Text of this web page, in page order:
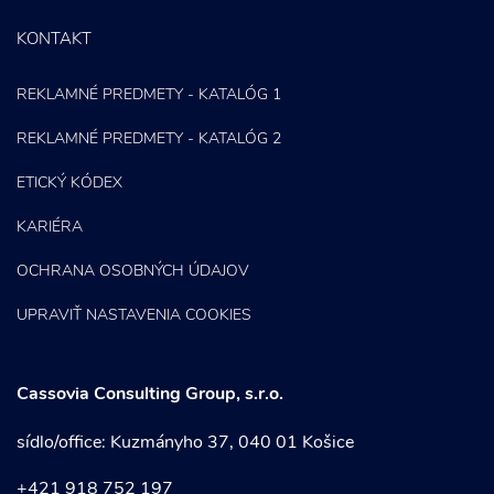
KONTAKT
REKLAMNÉ PREDMETY - KATALÓG 1
REKLAMNÉ PREDMETY - KATALÓG 2
ETICKÝ KÓDEX
KARIÉRA
OCHRANA OSOBNÝCH ÚDAJOV
UPRAVIŤ NASTAVENIA COOKIES
Cassovia Consulting Group, s.r.o.
sídlo/office: Kuzmányho 37, 040 01 Košice
+421 918 752 197